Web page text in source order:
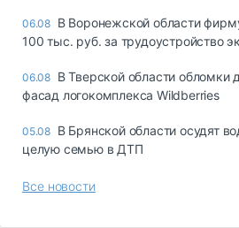
06.08 В Воронежской области
100 тыс. руб. за трудоустройство
06.08 В Тверской области обломки
фасад логокомплекса Wildberries
05.08 В Брянской области осудят
целую семью в ДТП
Все новости